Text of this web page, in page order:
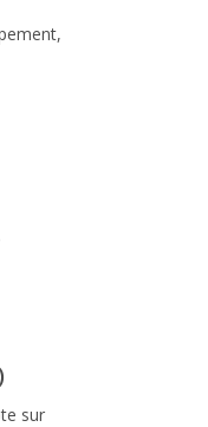
sur